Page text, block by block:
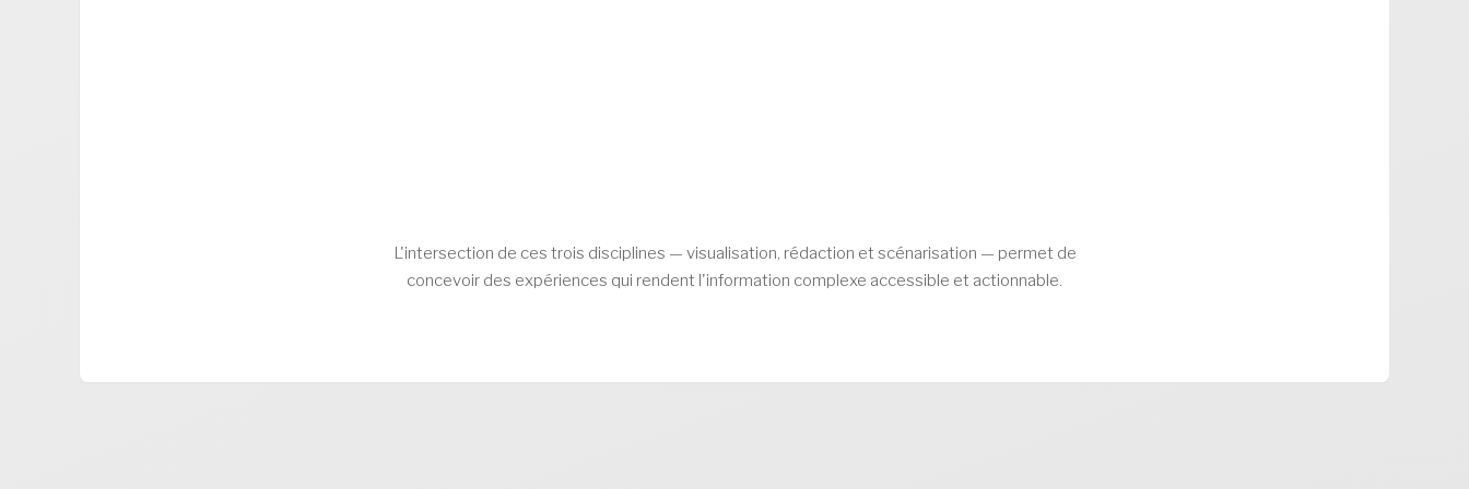
L'intersection de ces trois disciplines — visualisation, rédaction et scénarisation — permet de
concevoir des expériences qui rendent l'information complexe accessible et actionnable.